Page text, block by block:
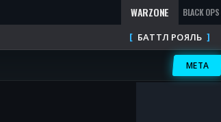
WARZONE BLACK OPS
БАТТЛ РОЯЛЬ
META